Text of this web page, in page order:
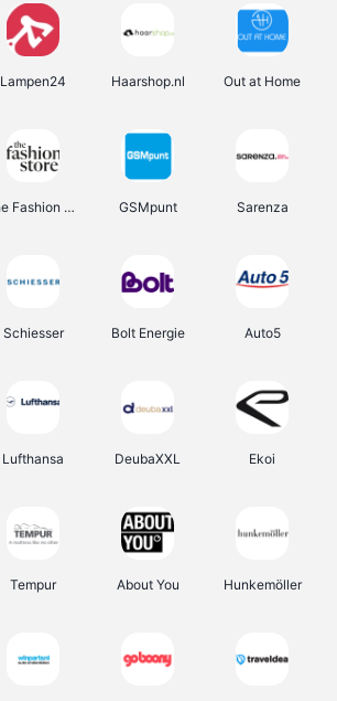
Lampen24 Haarshop.nl Out at Home
The Fashion Store GSMpunt Sarenza
Schiesser Bolt Energie Auto5
Lufthansa DeubaXXL Ekoi
Tempur About You Hunkemöller